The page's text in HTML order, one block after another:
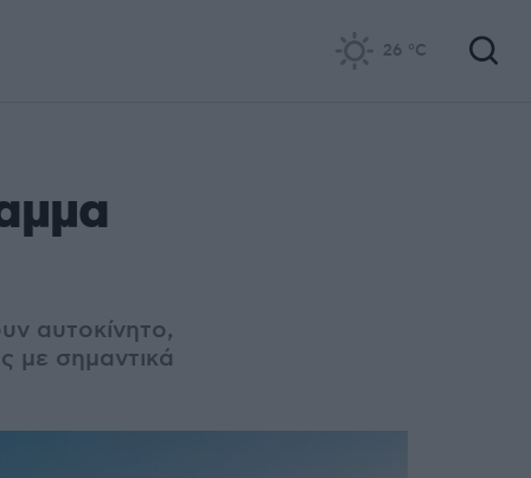
26 °C
αυτοκίνητο,
με σημαντικά